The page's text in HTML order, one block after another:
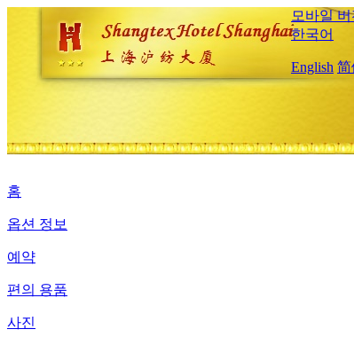
모바일
한국어
English 简
홈
옵션 정보
예약
편의 용품
사진